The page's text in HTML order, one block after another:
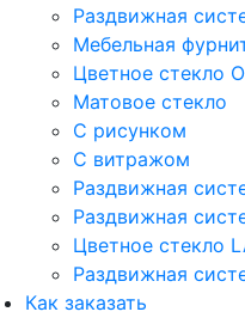
Раздвижная
Мебельная
Цветное стекло
Матовое стекло
C рисунком
C витражом
Раздвижная
Раздвижная
Цветное стекло
Раздвижная
Как заказать